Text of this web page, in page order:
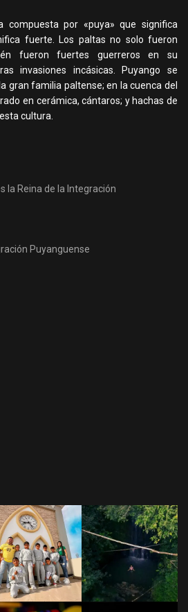
compuesta por «puya» que significa
fuerte. Los paltas no solo fueron
fueron fuertes guerreros en su
invasiones incásicas. Puyango se
gran familia paltense; en la cuenca del
en cerámica, cántaros; y hachas de
cultura.
la Reina de la Integración
Puyanguense